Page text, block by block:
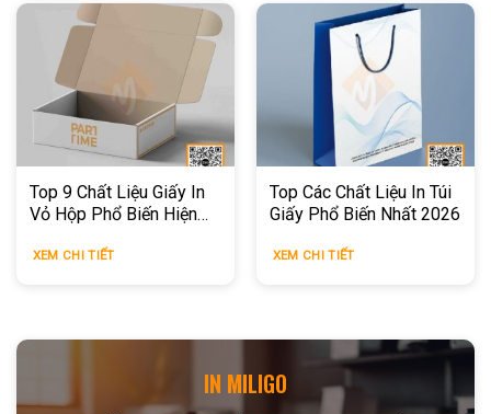
Top 9 Chất Liệu Giấy In
Vỏ Hộp Phổ Biến Hiện
XEM CHI TIẾT
Top Các Chất Liệu In Túi
Giấy Phổ Biến Nhất 2026
XEM CHI TIẾT
IN MILIGO